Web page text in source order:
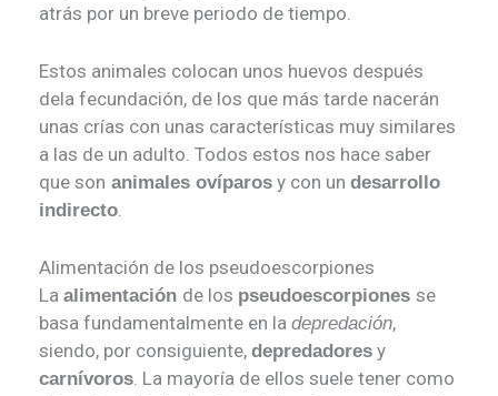
atrás por un breve periodo de tiempo.
Estos animales colocan unos huevos después
dela fecundación, de los que más tarde nacerán
unas crías con unas características muy similares
a las de un adulto. Todos estos nos hace saber
que son animales ovíparos y con un desarrollo
indirecto
Alimentación de los pseudoescorpiones
La alimentación de los pseudoescorpiones se
basa fundamentalmente en la depredación,
siendo, por consiguiente, depredadores y
carnívoros. La mayoría de ellos suele tener como